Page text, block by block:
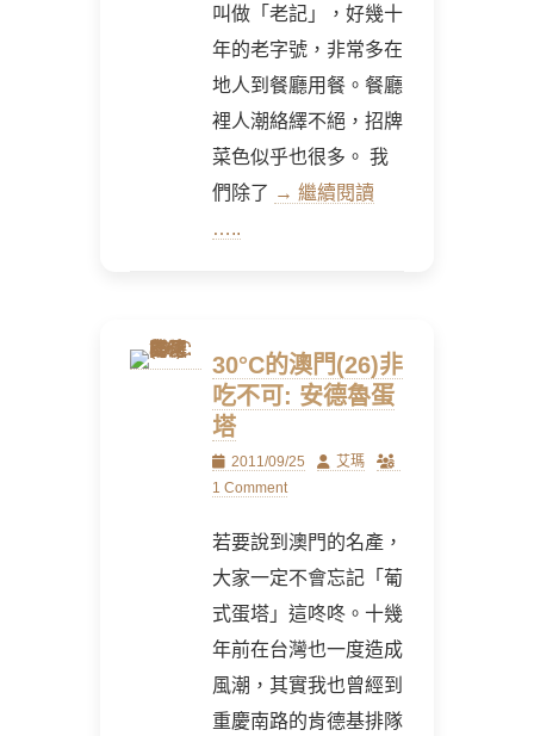
叫做「老記」，好幾十
年的老字號，非常多在
地人到餐廳用餐。餐廳
裡人潮絡繹不絕，招牌
菜色似乎也很多。 我
們除了 → 繼續閱讀
…..
30°C的澳門(26)非
吃不可: 安德魯蛋
塔
Posted
on
2011/09/25 Author
艾瑪
1 Comment
若要說到澳門的名產，
大家一定不會忘記「葡
式蛋塔」這咚咚。十幾
年前在台灣也一度造成
風潮，其實我也曾經到
重慶南路的肯德基排隊